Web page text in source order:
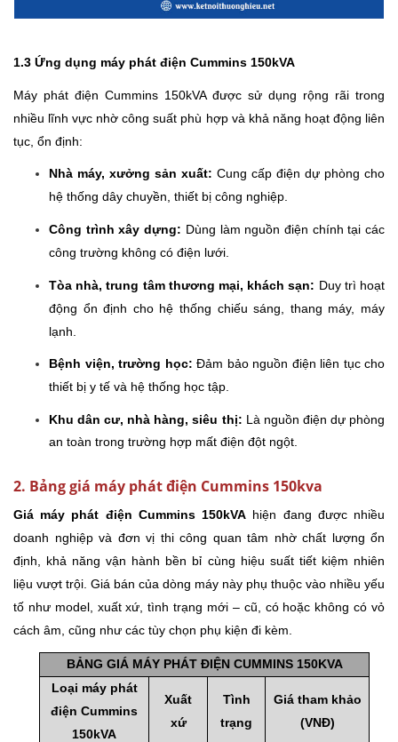
1.3 Ứng dụng máy phát điện Cummins 150kVA
Máy phát điện Cummins 150kVA được sử dụng rộng rãi trong
nhiều lĩnh vực nhờ công suất phù hợp và khả năng hoạt động liên
tục, ổn định:
Nhà máy, xưởng sản xuất: Cung cấp điện dự phòng cho
hệ thống dây chuyền, thiết bị công nghiệp.
Công trình xây dựng: Dùng làm nguồn điện chính tại các
công trường không có điện lưới.
Tòa nhà, trung tâm thương mại, khách sạn: Duy trì hoạt
động ổn định cho hệ thống chiếu sáng, thang máy, máy
lạnh.
Bệnh viện, trường học: Đảm bảo nguồn điện liên tục cho
thiết bị y tế và hệ thống học tập.
Khu dân cư, nhà hàng, siêu thị: Là nguồn điện dự phòng
an toàn trong trường hợp mất điện đột ngột.
2. Bảng giá máy phát điện Cummins 150kva
Giá máy phát điện Cummins 150kVA hiện đang được nhiều
doanh nghiệp và đơn vị thi công quan tâm nhờ chất lượng ổn
định, khả năng vận hành bền bỉ cùng hiệu suất tiết kiệm nhiên
liệu vượt trội. Giá bán của dòng máy này phụ thuộc vào nhiều yếu
tố như model, xuất xứ, tình trạng mới – cũ, có hoặc không có vỏ
cách âm, cũng như các tùy chọn phụ kiện đi kèm.
BẢNG GIÁ MÁY PHÁT ĐIỆN CUMMINS 150KVA
Loại máy phát
điện Cummins
150kVA
Xuất
xứ
Tình
trạng
Giá tham khảo
(VNĐ)